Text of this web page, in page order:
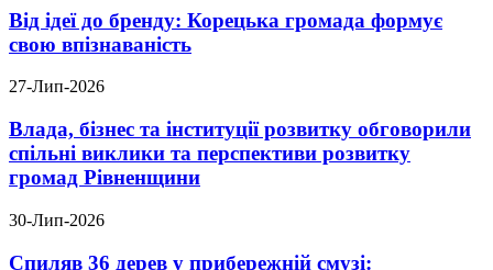
Від ідеї до бренду: Корецька громада формує
свою впізнаваність
27-Лип-2026
Влада, бізнес та інституції розвитку обговорили
спільні виклики та перспективи розвитку
громад Рівненщини
30-Лип-2026
Спиляв 36 дерев у прибережній смузі: